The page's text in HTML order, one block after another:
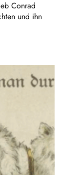
Conrad
und ihn